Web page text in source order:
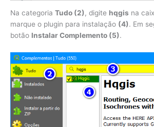
Na categoria Tudo (2), digite hqgis na
marque o plugin para instalação (4). Em
botão Instalar Complemento (5).